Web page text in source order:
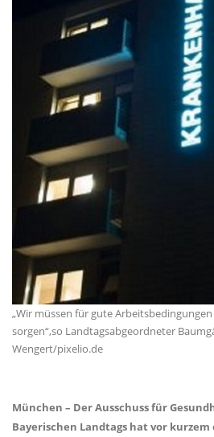
Wir müssen für gute
sorgen“,so Landtagsabgeordneter
Wengert/pixelio.de
München – Der Ausschuss für
Bayerischen Landtags hat vor kurzem